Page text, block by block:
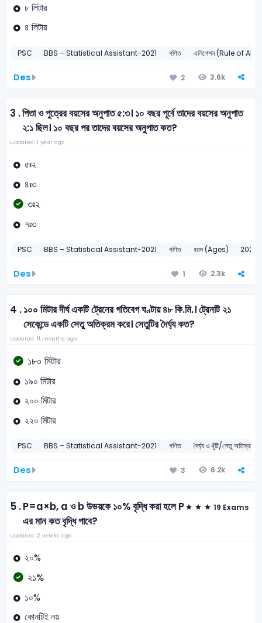
৮ লিটার
৪ লিটার
PSC BBS – Statistical Assistant-2021 গণিত এলিগেশন (Rule of
Des 2 3.6k
3 .পিতা ও পুত্রের বয়সের অনুপাত ৫:৩। ১০ বছর পূর্বে তাদের বয়সের অনুপাত
২:১ ছিল। ১০ বছর পর তাদের বয়সের অনুপাত কত?
Updated: 1 year ago
৫ঃ২
৪ঃ৩
৩ঃ২
৭ঃ৩
PSC BBS – Statistical Assistant-2021 গণিত বয়স (Ages) 2021
Des 1 2.3k
4 .১০০ মিটার দীর্ঘ একটি ট্রেনের গতিবেগ ঘণ্টায় ৪৮ কি.মি.। ট্রেনটি ২১
সেকেন্ডে একটি সেতু অতিক্রম করে। সেতুটির দৈর্ঘ্য কত?
Updated: 11 months ago
১৮০ মিটার
১৯০ মিটার
২০০ মিটার
২২০ মিটার
PSC BBS – Statistical Assistant-2021 গণিত দৈর্ঘ্য ও খুঁটি/সেতু অতিক্রম
Des 3 6.2k
5 .P=a×b, a ও b উভয়কে ১০% বৃদ্ধি করা হলে P
এর মান কত বৃদ্ধি পাবে?
19 Exams
Updated: 2 weeks ago
২০%
২১%
১০%
কোনটিই নয়